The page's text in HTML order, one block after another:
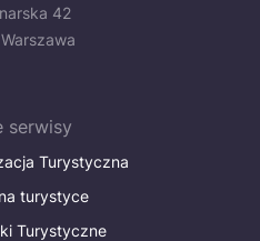
42
serwisy
Turystyczna
turystyce
Turystyczne